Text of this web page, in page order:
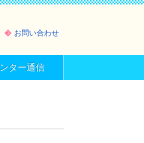
お問い合わせ
ター通信